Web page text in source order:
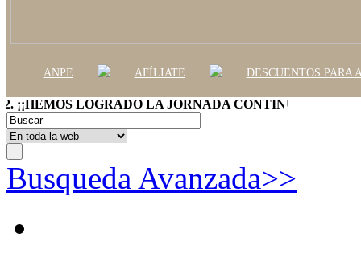
ANPE AFÍLIATE DESCUENTOS PARA
LOGRADO LA JORNADA CONTINUA!!
Busqueda Avanzada>>